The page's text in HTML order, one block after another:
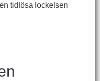
tidlösa lockelsen